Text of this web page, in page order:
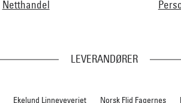
Netthandel
LEVERANDØRER
Ekelund Linneveveriet Norsk Flid Fagernes